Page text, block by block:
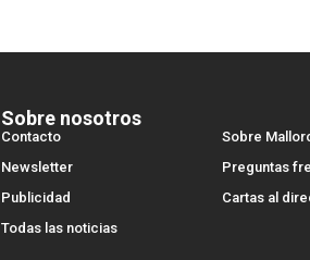
Sobre nosotros
Contacto
Sobre
Newsletter
Preguntas
Publicidad
Cartas al
Todas las noticias